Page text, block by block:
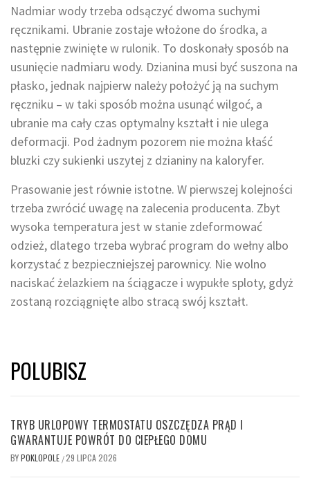
Nadmiar wody trzeba odsączyć dwoma suchymi
ręcznikami. Ubranie zostaje włożone do środka, a
następnie zwinięte w rulonik. To doskonały sposób na
usunięcie nadmiaru wody. Dzianina musi być suszona na
płasko, jednak najpierw należy położyć ją na suchym
ręczniku – w taki sposób można usunąć wilgoć, a
ubranie ma cały czas optymalny kształt i nie ulega
deformacji. Pod żadnym pozorem nie można kłaść
bluzki czy sukienki uszytej z dzianiny na kaloryfer.
Prasowanie jest równie istotne. W pierwszej kolejności
trzeba zwrócić uwagę na zalecenia producenta. Zbyt
wysoka temperatura jest w stanie zdeformować
odzież, dlatego trzeba wybrać program do wełny albo
korzystać z bezpieczniejszej parownicy. Nie wolno
naciskać żelazkiem na ściągacze i wypukłe sploty, gdyż
zostaną rozciągnięte albo stracą swój kształt.
POLUBISZ
TRYB URLOPOWY TERMOSTATU OSZCZĘDZA PRĄD I
GWARANTUJE POWRÓT DO CIEPŁEGO DOMU
BYPOKLOPOLE /29 LIPCA 2026